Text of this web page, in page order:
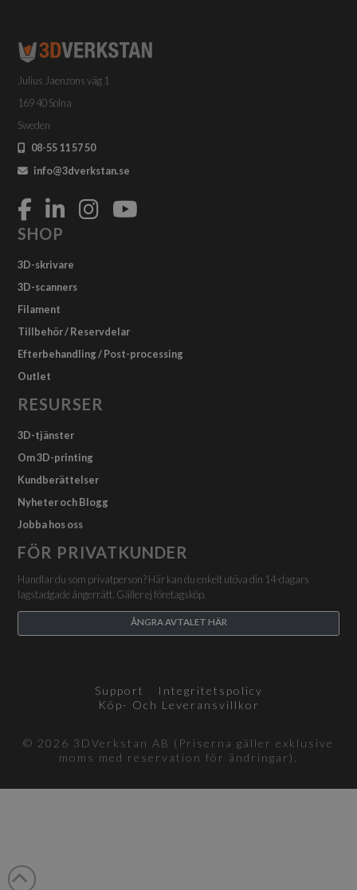
Julius Jaenzons väg 1
169 40 Solna
Sweden
08-55 11 57 50
info@3dverkstan.se
SHOP
3D-skrivare
3D-scanners
Filament
Tillbehör / Reservdelar
Efterbehandling / Post-processing
Outlet
RESURSER
3D-tjänster
Om 3D-printing
Kundberättelser
Nyheter och Blogg
Jobba hos oss
FÖR PRIVATKUNDER
Handlar du som privatperson? Här kan du enkelt utöva din 14-dagars
lagstadgade ångerrätt. Gäller ej företagsköp.
ÅNGRA AVTALET HÄR
Support
Integritetspolicy
Köp- Och Leveransvillkor
© 2026 3DVerkstan AB (Priserna gäller exklusive
moms med reservation för ändringar).